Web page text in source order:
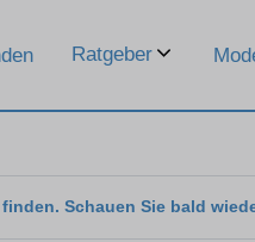
Ratgeber
Schauen Sie bald